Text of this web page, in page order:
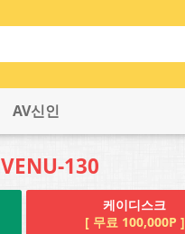
AV신인
VENU-130
케이디스크
[ 무료 100,000P ]